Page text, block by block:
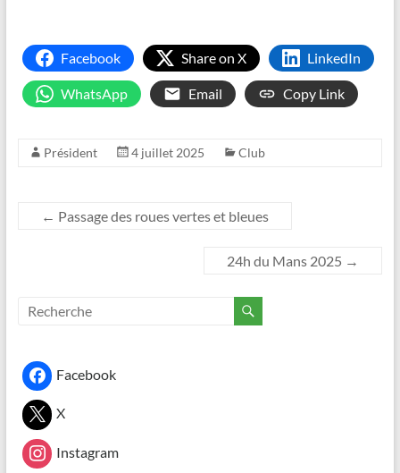
Facebook Share on X LinkedIn
WhatsApp Email Copy Link
Président 4 juillet 2025 Club
← Passage des roues vertes et bleues
24h du Mans 2025 →
Facebook
X
Instagram